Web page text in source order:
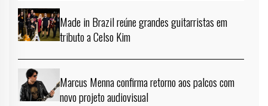
Made in Brazil reúne grandes guitarristas em
tributo a Celso Kim
Marcus Menna confirma retorno aos palcos com
novo projeto audiovisual